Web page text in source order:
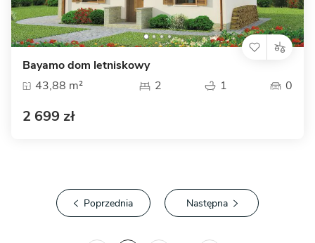
Bayamo dom letniskowy
43,88 m²
2 1 0
2 699 zł
Poprzednia Następna